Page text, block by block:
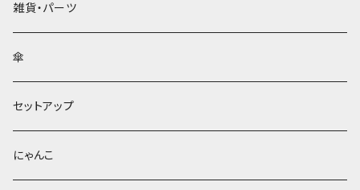
雑貨・パーツ
傘
セットアップ
にゃんこ